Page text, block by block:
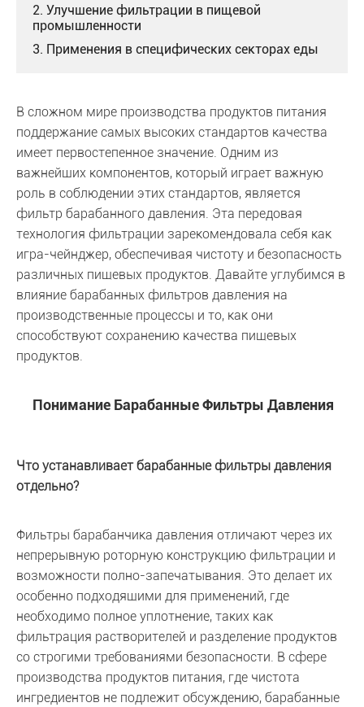
2. Улучшение фильтрации в пищевой
промышленности
3. Применения в специфических секторах еды
В сложном мире производства продуктов питания
поддержание самых высоких стандартов качества
имеет первостепенное значение. Одним из
важнейших компонентов, который играет важную
роль в соблюдении этих стандартов, является
фильтр барабанного давления. Эта передовая
технология фильтрации зарекомендовала себя как
игра-чейнджер, обеспечивая чистоту и безопасность
различных пищевых продуктов. Давайте углубимся в
влияние барабанных фильтров давления на
производственные процессы и то, как они
способствуют сохранению качества пищевых
продуктов.
Понимание Барабанные Фильтры Давления
Что устанавливает барабанные фильтры давления
отдельно?
Фильтры барабанчика давления отличают через их
непрерывную роторную конструкцию фильтрации и
возможности полно-запечатывания. Это делает их
особенно подходящими для применений, где
необходимо полное уплотнение, таких как
фильтрация растворителей и разделение продуктов
со строгими требованиями безопасности. В сфере
производства продуктов питания, где чистота
ингредиентов не подлежит обсуждению, барабанные